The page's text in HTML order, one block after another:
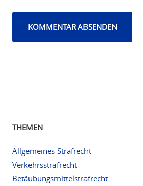
THEMEN
Allgemeines Strafrecht
Verkehrsstrafrecht
Betäubungsmittelstrafrecht